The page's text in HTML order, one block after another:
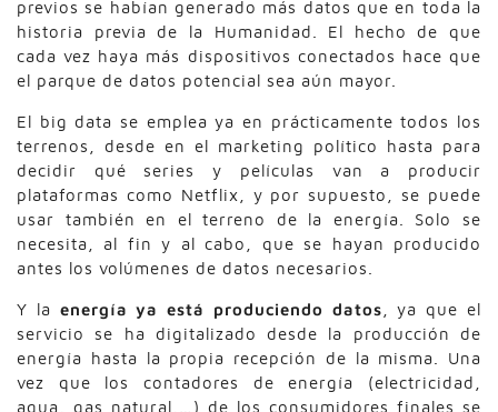
previos se habían generado más datos que en toda la
historia previa de la Humanidad. El hecho de que
cada vez haya más dispositivos conectados hace que
el parque de datos potencial sea aún mayor.
El big data se emplea ya en prácticamente todos los
terrenos, desde en el marketing político hasta para
decidir qué series y películas van a producir
plataformas como Netflix, y por supuesto, se puede
usar también en el terreno de la energía. Solo se
necesita, al fin y al cabo, que se hayan producido
antes los volúmenes de datos necesarios.
Y la energía ya está produciendo datos , ya que el
servicio se ha digitalizado desde la producción de
energía hasta la propia recepción de la misma. Una
vez que los contadores de energía (electricidad,
agua, gas natural,…) de los consumidores finales se